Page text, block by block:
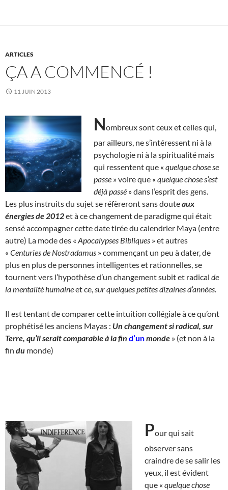
ARTICLES
ÇA A COMMENCÉ !
11 JUIN 2013
Nombreux sont ceux et celles qui,
par ailleurs, ne s’intéressent ni à la
psychologie ni à la spiritualité mais
qui ressentent que « quelque chose se
passe » voire que « quelque chose s’est
déjà passé » dans l’esprit des gens.
Les plus instruits du sujet se réfèreront sans douteaux
énergies de 2012et à ce changement de paradigme qui était
sensé accompagner cette date tirée du calendrier Maya (entre
autre) La mode des « Apocalypses Bibliques » et autres
« Centuries de Nostradamus » commençant un peu à dater, de
plus en plus de personnes intelligentes et rationnelles, se
tournent vers l’hypothèse d’un changement subit et radical de
la mentalité humaineet ce, sur quelques petites dizaines d’années.
Il est tentant de comparer cette intuition collégiale à ce qu’ont
prophétisé les anciens Mayas : Un changement si radical, sur
Terre, qu’il serait comparable à la fin d’unmonde » (et non à la
fin du monde)
Pour qui sait
observer sans
craindre de se salir les
yeux, il est évident
que « quelque chose